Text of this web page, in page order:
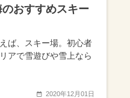
おすすめスキー
ば、スキー場。初心者
アで雪遊びや雪上なら
2020年12月01日